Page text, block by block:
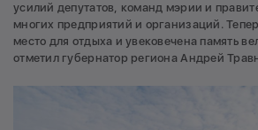
усилий депутатов, команд мэрии и
многих предприятий и организаций.
место для отдыха и увековечена память
отметил губернатор региона Андрей